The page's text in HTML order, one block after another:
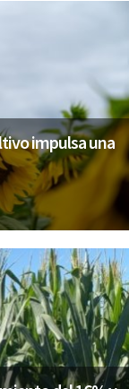
impulsa una